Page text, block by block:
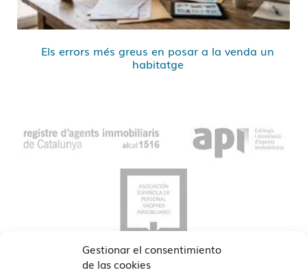
Gestionar el consentimiento
de las cookies
Els errors més greus en posar a la venda un
habitatge